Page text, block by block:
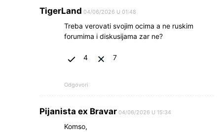
TigerLand 04/06/2026 U 01:48
Treba verovati svojim ocima a ne ruskim
forumima i diskusijama zar ne?
4 7
Odgovori
Pijanista ex Bravar 04/06/2026 U 15:34
Komso,